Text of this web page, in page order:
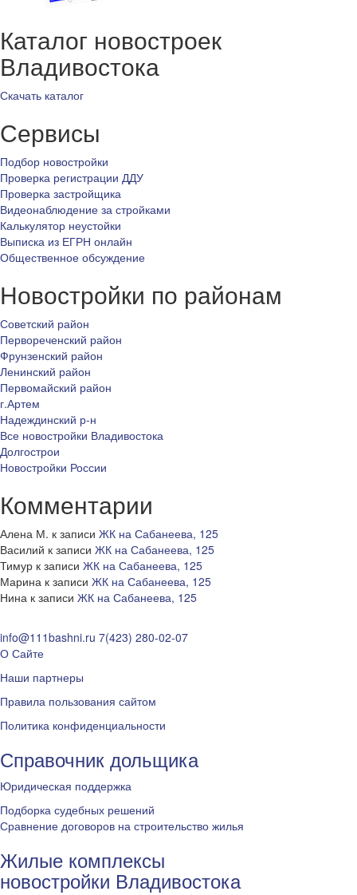
Каталог новостроек
Владивостока
Скачать каталог
Сервисы
Подбор новостройки
Проверка регистрации ДДУ
Проверка застройщика
Видеонаблюдение за стройками
Калькулятор неустойки
Выписка из ЕГРН онлайн
Общественное обсуждение
Новостройки по районам
Советский район
Первореченский район
Фрунзенский район
Ленинский район
Первомайский район
г.Артем
Надеждинский р-н
Все новостройки Владивостока
Долгострои
Новостройки России
Комментарии
Алена М. к записи ЖК на Сабанеева, 125
Василий к записи ЖК на Сабанеева, 125
Тимур к записи ЖК на Сабанеева, 125
Марина к записи ЖК на Сабанеева, 125
Нина к записи ЖК на Сабанеева, 125
info@111bashni.ru 7(423) 280-02-07
О Сайте
Наши партнеры
Правила пользования сайтом
Политика конфиденциальности
Справочник дольщика
Юридическая поддержка
Подборка судебных решений
Сравнение договоров на строительство жилья
Жилые комплексы
новостройки Владивостока